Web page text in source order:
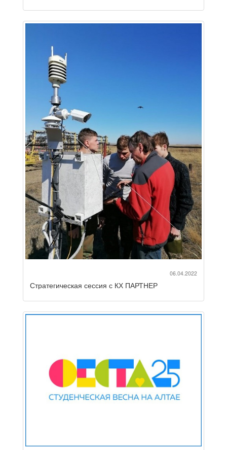
06.04.2022
Стратегическая сессия с КХ ПАРТНЕР